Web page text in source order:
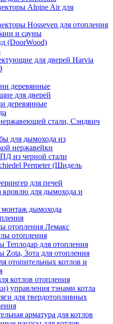
Alpine Air для
Hosseven для отопления
и сауны
(DoorWood)
для дверей Harvia
деревянные
для дверей
деревянные
стали, Сэндвич
для дымохода из
нержавейки
из черной стали
Permeter (Шидель
для печей
кровлю для дымохода и
дымохода
отопления Лемакс
отопления
Теплодар для отопления
Zota, Зота для отопления
отопительных котлов и
котлов отопления
управления тэнами котла
для твердотопливных
арматура для котлов